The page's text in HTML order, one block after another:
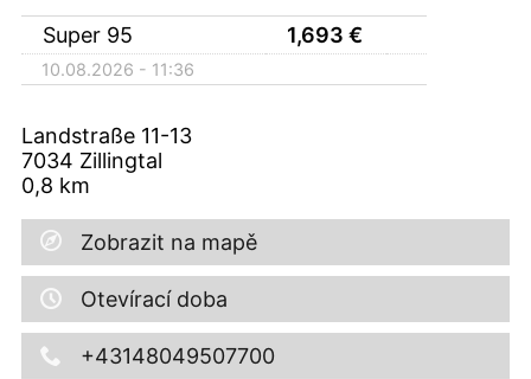
Super 95 1,693 €
10.08.2026 - 11:36
Landstraße 11-13
7034 Zillingtal
0,8 km
Zobrazit na mapě
Otevírací doba
+43148049507700